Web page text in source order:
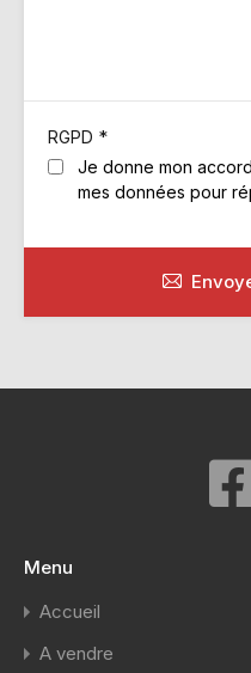
RGPD *
Je donne mon
mes données pour
Menu
Accueil
A vendre